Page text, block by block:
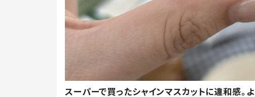
スーパーで買ったシャインマスカットに違和感。よ